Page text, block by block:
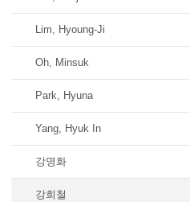
Lim, Hyoung-Ji
Oh, Minsuk
Park, Hyuna
Yang, Hyuk In
강명화
강희철